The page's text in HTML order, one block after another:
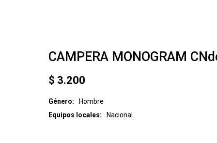
CAMPERA MONOGRAM
$ 3.200
Género
Hombre
Equipos locales
Nacional